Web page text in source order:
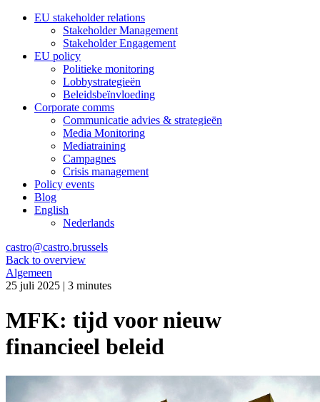
EU stakeholder relations
Stakeholder Management
Stakeholder Engagement
EU policy
Politieke monitoring
Lobbystrategieën
Beleidsbeïnvloeding
Corporate comms
Communicatie advies & strategieën
Media Monitoring
Mediatraining
Campagnes
Crisis management
Policy events
Blog
English
Nederlands
castro@castro.brussels
Back to overview
Algemeen
25 juli 2025 | 3 minutes
MFK: tijd voor nieuw
financieel beleid